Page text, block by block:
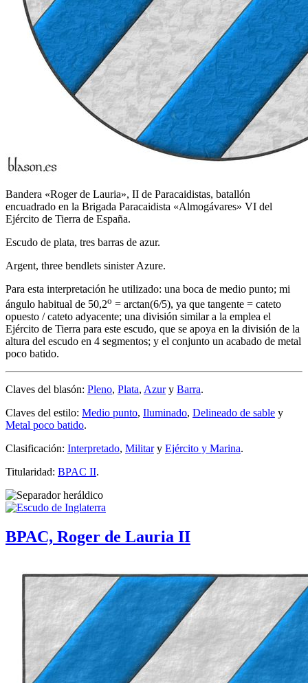
Bandera «Roger de Lauria», II de Paracaidistas, batallón
encuadrado en la Brigada Paracaidista «Almogávares» VI del
Ejército de Tierra de España.
Escudo de plata, tres barras de azur.
Argent, three bendlets sinister Azure.
Para esta interpretación he utilizado: una boca de medio punto; mi
ángulo habitual de 50,2o = arctan(6/5), ya que tangente = cateto
opuesto / cateto adyacente; una división similar a la emplea el
Ejército de Tierra para este escudo, que se apoya en la división de la
altura del escudo en 4 segmentos; y el conjunto un acabado de metal
poco batido.
Claves del blasón: Pleno, Plata, Azury Barra.
Claves del estilo: Medio punto, Iluminado, Delineado de sable y
Metal poco batido.
Clasificación: Interpretado, Military Ejército y Marina.
Titularidad: BPAC II.
BPAC, Roger de Lauria II